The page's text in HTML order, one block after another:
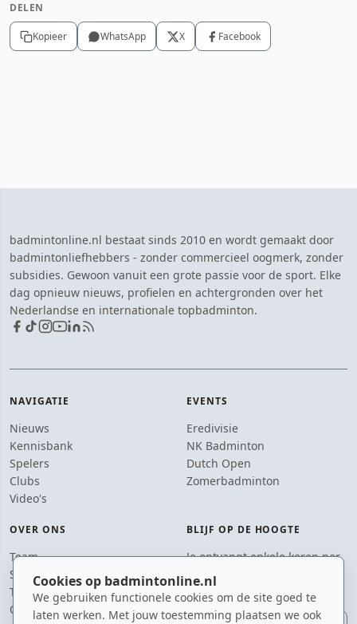
Cookies op badmintonline.nl
We gebruiken functionele cookies om de site goed te
laten werken. Met jouw toestemming plaatsen we ook
DELEN
Kopieer WhatsApp X Facebook
badmintonline.nl bestaat sinds 2010 en wordt gemaakt door
badmintonliefhebbers - zonder commercieel oogmerk, zonder
subsidies. Gewoon vanuit een grote passie voor de sport. Elke
dag opnieuw nieuws, profielen en achtergronden over het
Nederlandse en internationale topbadminton.
NAVIGATIE
Nieuws
Kennisbank
Spelers
Clubs
Video's
EVENTS
Eredivisie
NK Badminton
Dutch Open
Zomerbadminton
OVER ONS
Team
Supporters
Tip de redactie
Contact
BLIJF OP DE HOOGTE
Je ontvangt enkele keren per
jaar een e-mail met het
laatste badmintonnieuws.
E-mailadres